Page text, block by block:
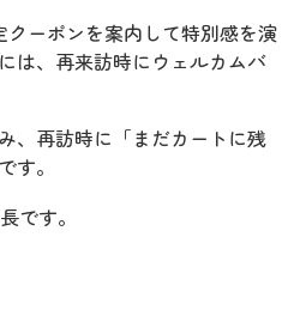
ーポンを案内して特別感を演
は、再来訪時にウェルカムバ
、再訪時に「まだカートに残
す。
です。